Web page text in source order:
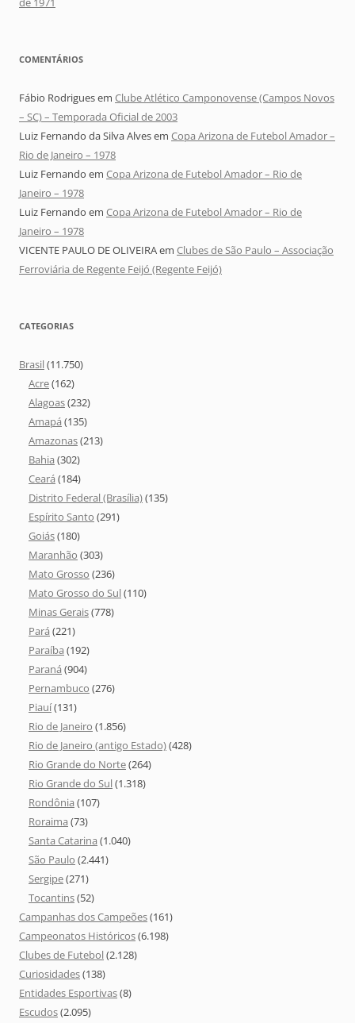
COMENTÁRIOS
Fábio Rodriguesem Clube Atlético Camponovense (Campos Novos
– SC) – Temporada Oficial de 2003
Luiz Fernando da Silva Alvesem Copa Arizona de Futebol Amador –
Rio de Janeiro – 1978
Luiz Fernando em Copa Arizona de Futebol Amador – Rio de
Janeiro – 1978
Luiz Fernando em Copa Arizona de Futebol Amador – Rio de
Janeiro – 1978
VICENTE PAULO DE OLIVEIRAem Clubes de São Paulo – Associação
Ferroviária de Regente Feijó (Regente Feijó)
CATEGORIAS
Brasil(11.750)
Acre(162)
Alagoas(232)
Amapá (135)
Amazonas(213)
Bahia (302)
Ceará (184)
Distrito Federal (Brasília)(135)
Espírito Santo (291)
Goiás(180)
Maranhão (303)
Mato Grosso (236)
Mato Grosso do Sul(110)
Minas Gerais(778)
Pará (221)
Paraíba (192)
Paraná (904)
Pernambuco (276)
Piauí(131)
Rio de Janeiro (1.856)
Rio de Janeiro (antigo Estado)(428)
Rio Grande do Norte(264)
Rio Grande do Sul(1.318)
Rondônia (107)
Roraima (73)
Santa Catarina (1.040)
São Paulo (2.441)
Sergipe(271)
Tocantins(52)
Campanhas dos Campeões(161)
Campeonatos Históricos(6.198)
Clubes de Futebol(2.128)
Curiosidades(138)
Entidades Esportivas(8)
Escudos(2.095)